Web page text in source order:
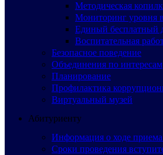
Методическая
Мониторинг уровня
Единый бесплатный
Воспитательная
Безопасное поведение
Объединения по интересам
Планирование
Профилактика
Виртуальный музей
Абитуриенту
Информация о ходе
Сроки проведения